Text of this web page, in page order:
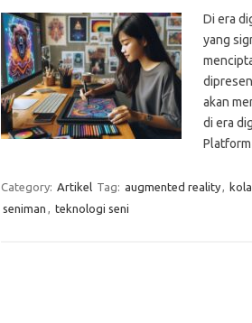
Di era
yang
akan
di era
Category: Artikel Tag: augmented reality,
seniman , teknologi seni